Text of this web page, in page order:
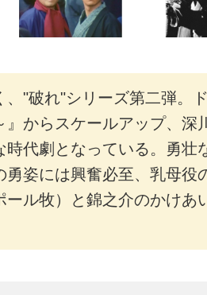
"破れ"シリーズ第二弾。
からスケールアップ、深
代劇となっている。勇壮
姿には興奮必至、乳母役
ル牧）と錦之介のかけあ